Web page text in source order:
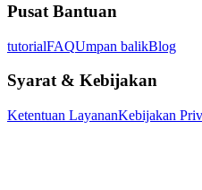
Pusat Bantuan
tutorialFAQUmpan balikBlog
Syarat & Kebijakan
Ketentuan LayananKebijakan